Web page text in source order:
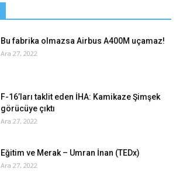
Bu fabrika olmazsa Airbus A400M uçamaz!
Ara 27, 2022
F-16’ları taklit eden İHA: Kamikaze Şimşek
görücüye çıktı
Ara 27, 2022
Eğitim ve Merak – Umran İnan (TEDx)
Ara 27, 2022